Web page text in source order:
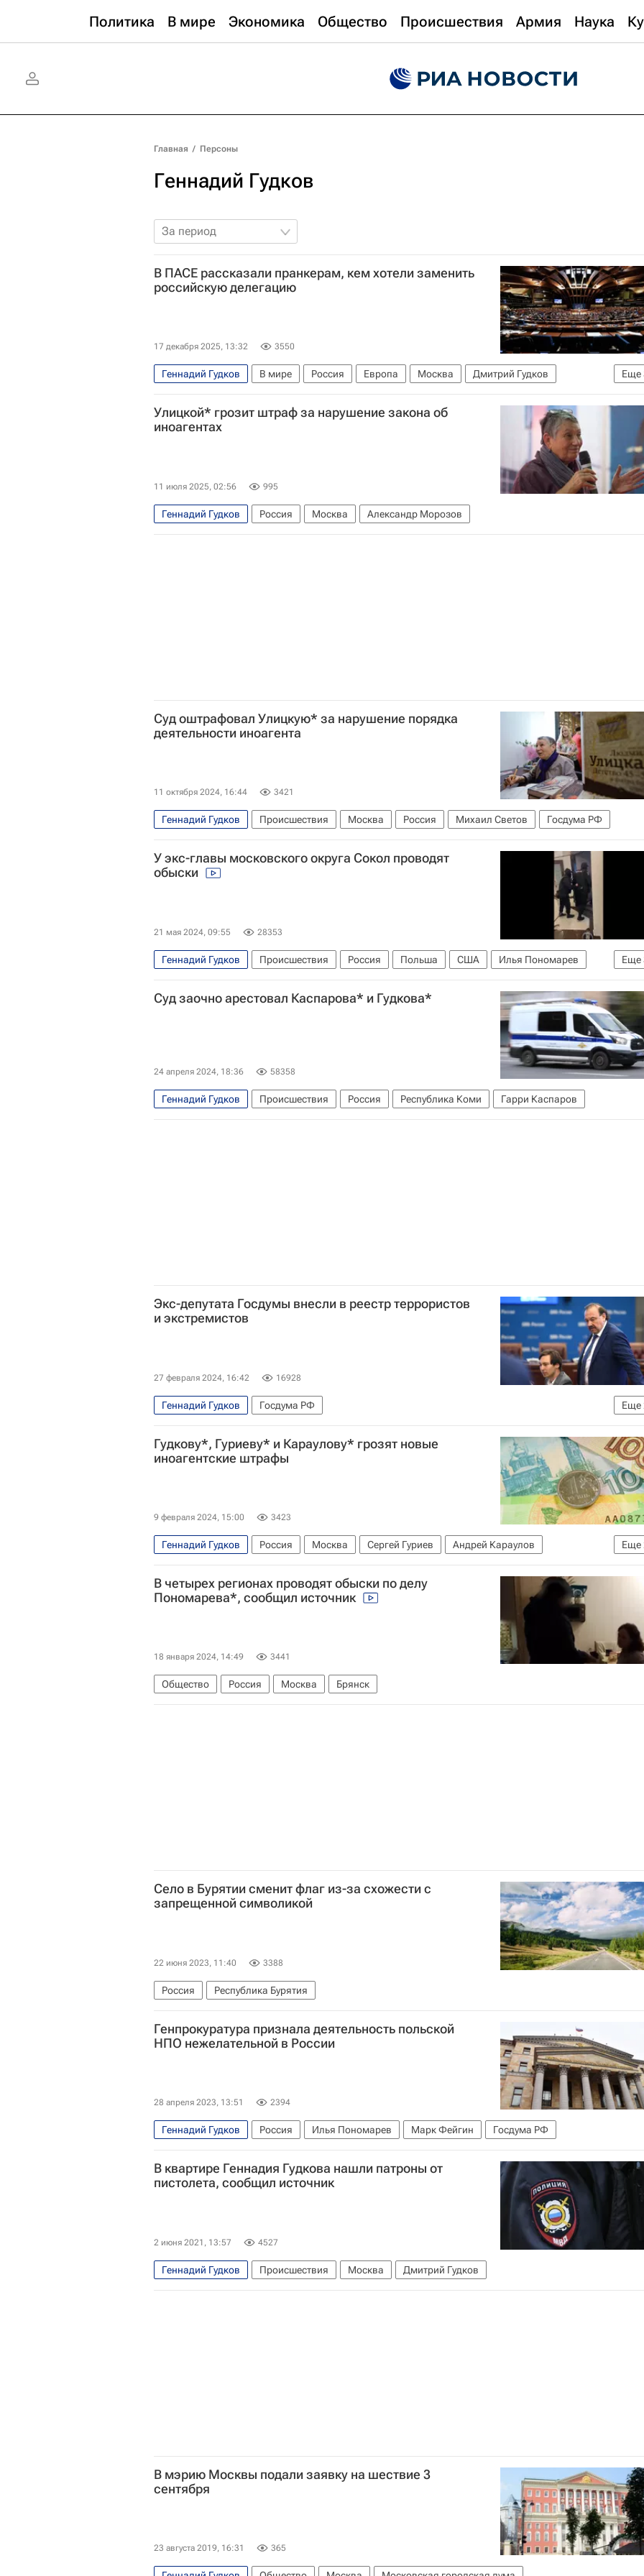
Политика В мире Экономика Общество Происшествия Армия Наука
Главная / Персоны
Геннадий Гудков
За период
В ПАСЕ рассказали пранкерам, кем хотели заменить
российскую делегацию
17 декабря 2025, 13:32 3550
Еще
Геннадий Гудков В мире Россия Европа Москва
Дмитрий Гудков
Парламентская ассамблея Совета Европы
Совет Европы
Европейский суд по правам человека (ЕСПЧ)
Улицкой* грозит штраф за нарушение закона об
иноагентах
11 июля 2025, 02:56 995
Геннадий Гудков Россия Москва Александр Морозов
Суд оштрафовал Улицкую* за нарушение порядка
деятельности иноагента
11 октября 2024, 16:44 3421
Геннадий Гудков Происшествия Москва Россия Михаил Светов Госдума РФ
У экс-главы московского округа Сокол проводят
обыски
21 мая 2024, 09:55 28353
Еще
Геннадий Гудков Происшествия Россия Польша США
Илья Пономарев
Марк Фейгин
Госдума РФ Федеральная служба безопасности РФ (ФСБ России)
Суд заочно арестовал Каспарова* и Гудкова*
24 апреля 2024, 18:36 58358
Геннадий Гудков Происшествия Россия Республика Коми Гарри Каспаров
Экс-депутата Госдумы внесли в реестр террористов
и экстремистов
27 февраля 2024, 16:42 16928
Еще
Геннадий Гудков
Госдума РФ
Федеральная служба по финансовому мониторингу (Росфинмониторинг)
Происшествия
Гудкову*, Гуриеву* и Караулову* грозят новые
иноагентские штрафы
9 февраля 2024, 15:00 3423
Еще
Геннадий Гудков Россия Москва Сергей Гуриев
Андрей Караулов
Госдума РФ
Происшествия
В четырех регионах проводят обыски по делу
Пономарева*, сообщил источник
18 января 2024, 14:49 3441
Общество Россия Москва Брянск
Село в Бурятии сменит флаг из-за схожести с
запрещенной символикой
22 июня 2023, 11:40 3388
Россия Республика Бурятия
Генпрокуратура признала деятельность польской
НПО нежелательной в России
28 апреля 2023, 13:51 2394
Геннадий Гудков Россия Илья Пономарев Марк Фейгин Госдума РФ
В квартире Геннадия Гудкова нашли патроны от
пистолета, сообщил источник
2 июня 2021, 13:57 4527
Геннадий Гудков Происшествия Москва Дмитрий Гудков
В мэрию Москвы подали заявку на шествие 3
сентября
23 августа 2019, 16:31 365